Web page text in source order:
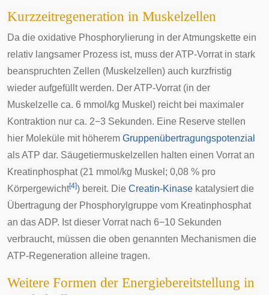
Kurzzeitregeneration in Muskelzellen
Da die oxidative Phosphorylierung in der Atmungskette ein
relativ langsamer Prozess ist, muss der ATP-Vorrat in stark
beanspruchten Zellen (Muskelzellen) auch kurzfristig
wieder aufgefüllt werden. Der ATP-Vorrat (in der
Muskelzelle ca. 6 mmol/kg Muskel) reicht bei maximaler
Kontraktion nur ca. 2−3 Sekunden. Eine Reserve stellen
hier Moleküle mit höherem Gruppenübertragungspotenzial
als ATP dar. Säugetiermuskelzellen halten einen Vorrat an
Kreatinphosphat (21 mmol/kg Muskel; 0,08 % pro
Körpergewicht[4]) bereit. Die Creatin-Kinase katalysiert die
Übertragung der Phosphorylgruppe vom Kreatinphosphat
an das ADP. Ist dieser Vorrat nach 6−10 Sekunden
verbraucht, müssen die oben genannten Mechanismen die
ATP-Regeneration alleine tragen.
Weitere Formen der Energiebereitstellung in